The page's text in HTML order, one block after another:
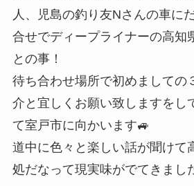
人、児島の釣り友Nさんの車に
合せでディープライナーの高知
との事！
待ち合わせ場所で初めましての
介と宜しくお願い致しますをし
て室戸市に向かいます🚙
道中に色々と楽しい話が聞けて
処だなって現実味がでてきまし